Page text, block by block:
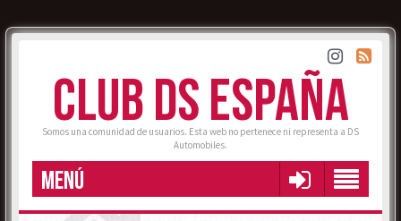
CLUB DS ESPAÑA
Somos una comunidad de usuarios. Esta web no pertenece ni representa a DS
Automobiles.
MENÚ